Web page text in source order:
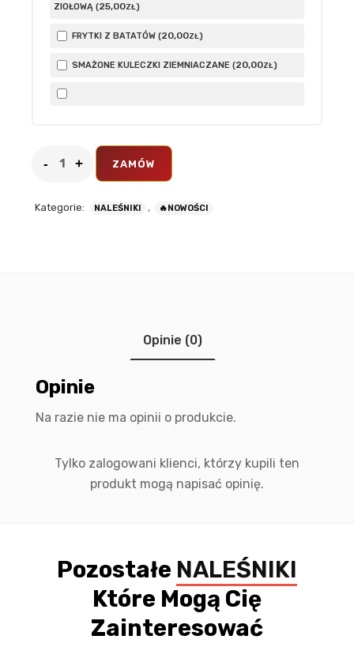
ZIOŁOWĄ (25,00ZŁ)
FRYTKI Z BATATÓW (20,00ZŁ)
SMAŻONE KULECZKI ZIEMNIACZANE (20,00ZŁ)
ZAMÓW
Kategorie: NALEŚNIKI , 🔥NOWOŚCI
Opinie (0)
Opinie
Na razie nie ma opinii o produkcie.
Tylko zalogowani klienci, którzy kupili ten
produkt mogą napisać opinię.
Pozostałe NALEŚNIKI
Które Mogą Cię
Zainteresować